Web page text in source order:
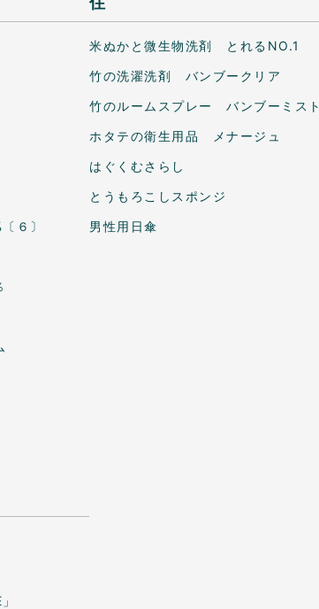
６〕
米ぬかと微生物洗剤 とれるNO.1
竹の洗濯洗剤 バンブークリア
竹のルームスプレー バンブーミスト
ホタテの衛生用品 メナージュ
はぐくむさらし
とうもろこしスポンジ
男性用日傘